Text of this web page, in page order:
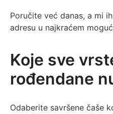
Poručite već danas, a mi
adresu u najkraćem
Koje sve
rođendane
Odaberite savršene čaše